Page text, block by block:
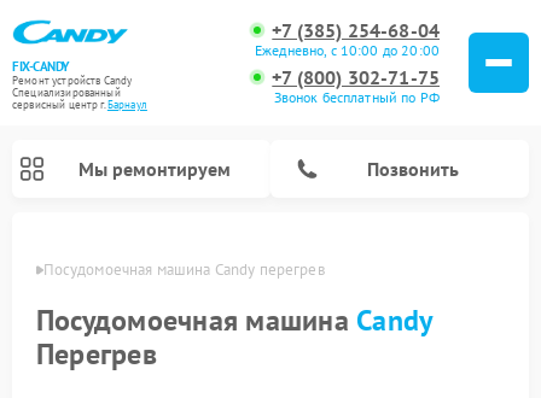
FIX-CANDY
Ремонт устройств Candy
Специализированный
cервисный центр г.Барнаул
+7 (385) 254-68-04
Ежедневно, с 10:00 до 20:00
+7 (800) 302-71-75
Звонок бесплатный по РФ
Мы ремонтируем Позвонить
Посудомоечная машина Candy перегрев
Посудомоечная машина Candy
Перегрев